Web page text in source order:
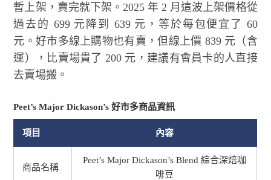
暫上架，賣完就下架。2025 年 2 月這波上架價格從
過去的 699 元降到 639 元，等於每包便宜了 60
元。好市多線上購物也有賣，但線上價 839 元（含
運），比賣場貴了 200 元，建議有會員卡的人直接
去賣場搬。
Peet’s Major Dickason’s 好市多商品資訊
項目 內容
商品名稱
Peet’s Major Dickason’s Blend 綜合深焙咖
啡豆